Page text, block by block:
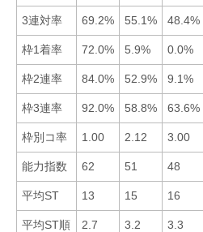
3連対率 69.2% 55.1% 48.4%
枠1着率 72.0% 5.9% 0.0%
枠2連率 84.0% 52.9% 9.1%
枠3連率 92.0% 58.8% 63.6%
枠別コ率 1.00 2.12 3.00
能力指数 62 51 48
平均ST 13 15 16
平均ST順 2.7 3.2 3.3